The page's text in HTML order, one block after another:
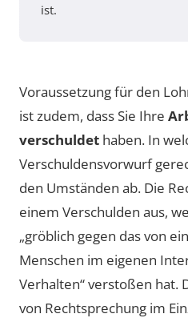
ist.
Voraussetzung für den
ist zudem, dass Sie Ihre
verschuldet haben. In
Verschuldensvorwurf
den Umständen ab. Die
einem Verschulden aus,
„gröblich gegen das von
Menschen im eigenen
Verhalten“ verstoßen hat.
von Rechtsprechung im